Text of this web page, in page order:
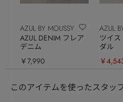
AZUL BY MOUSSY
AZUL DENIM フレア
デニム
￥7,990
AZUL
ツイ
ダル
￥
このアイテムを使ったスタッ